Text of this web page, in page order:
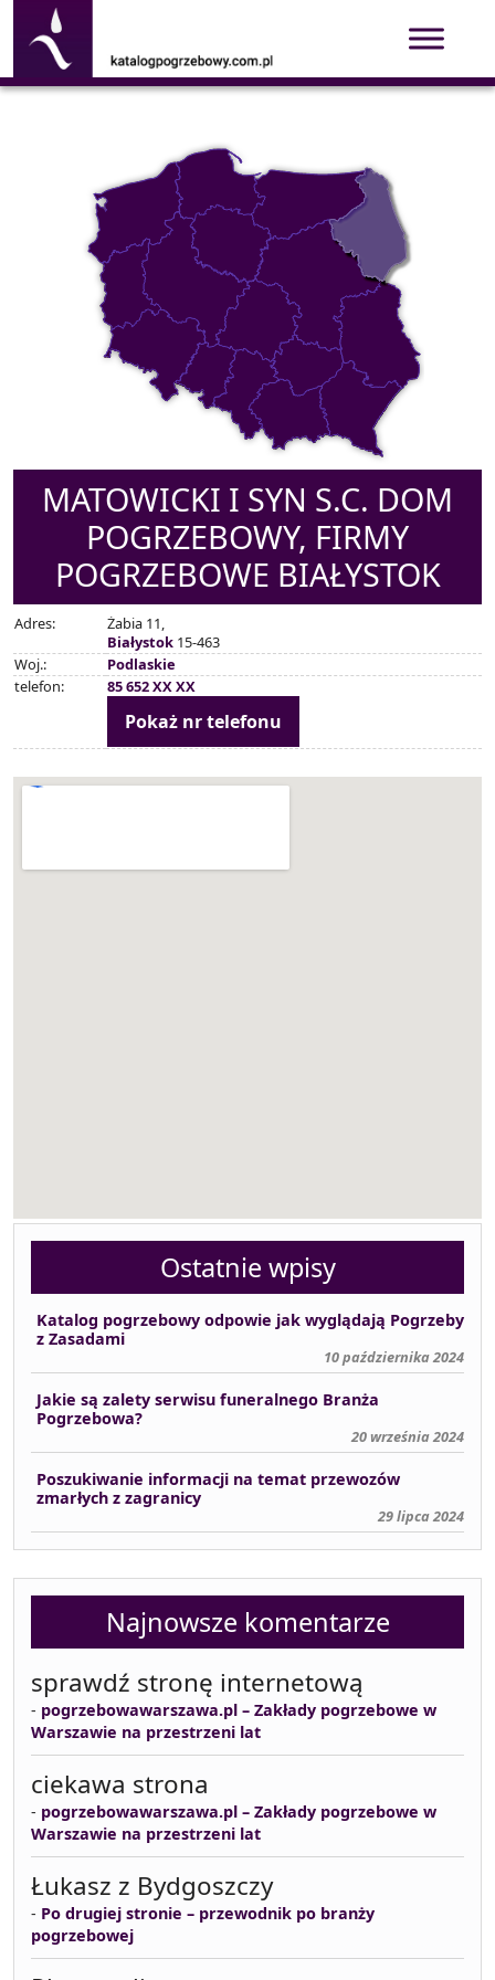
MATOWICKI I SYN S.C. DOM
POGRZEBOWY, FIRMY
POGRZEBOWE BIAŁYSTOK
Adres:
Żabia 11,
Białystok 15-463
Woj.:
Podlaskie
telefon:
85 652 XX XX
Pokaż nr telefonu
Ostatnie wpisy
Katalog pogrzebowy odpowie jak wyglądają Pogrzeby
z Zasadami
10 października 2024
Jakie są zalety serwisu funeralnego Branża
Pogrzebowa?
20 września 2024
Poszukiwanie informacji na temat przewozów
zmarłych z zagranicy
29 lipca 2024
Najnowsze komentarze
sprawdź stronę internetową
- pogrzebowawarszawa.pl – Zakłady pogrzebowe w
Warszawie na przestrzeni lat
ciekawa strona
- pogrzebowawarszawa.pl – Zakłady pogrzebowe w
Warszawie na przestrzeni lat
Łukasz z Bydgoszczy
- Po drugiej stronie – przewodnik po branży
pogrzebowej